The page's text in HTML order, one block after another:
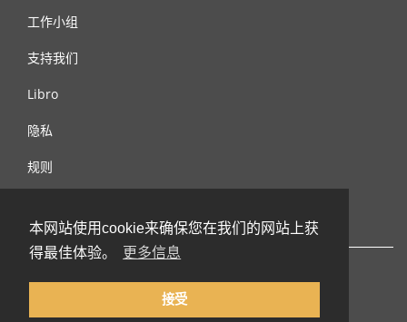
本网站使用cookie来确保您在我们的网站上获
得最佳体验。
更多信息
接受
工作小组
支持我们
Libro
隐私
规则